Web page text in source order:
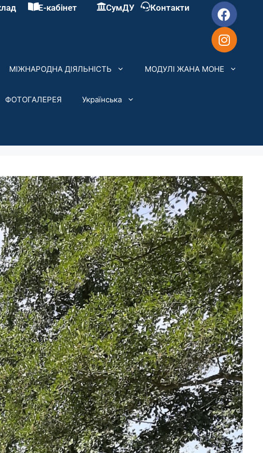
Е-кабінет СумДУ Контакти
МІЖНАРОДНА ДІЯЛЬНІСТЬ МОДУЛІ ЖАНА МОНЕ
ФОТОГАЛЕРЕЯ Українська